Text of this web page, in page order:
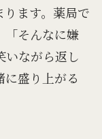
ます。薬局で
「そんなに嫌
いながら返し
盛り上がる